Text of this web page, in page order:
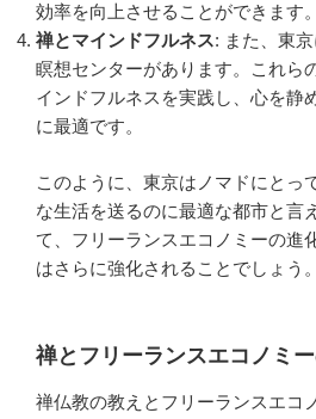
効率を向上させることができます。
禅とマインドフルネス: また、東
瞑想センターがあります。これら
インドフルネスを実践し、心を静
に最適です。
このように、東京はノマドにとっ
な生活を送るのに最適な都市と言
て、フリーランスエコノミーの進
はさらに強化されることでしょう。
禅とフリーランスエコノミ
禅仏教の教えとフリーランスエコ